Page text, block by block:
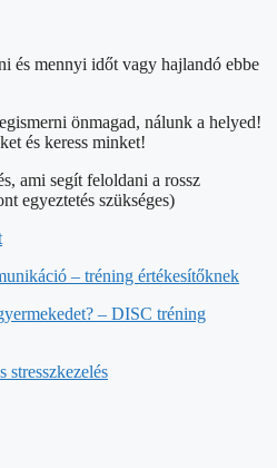
és mennyi időt vagy hajlandó ebbe
önmagad, nálunk a helyed!
és keress minket!
ami segít feloldani a rossz
egyeztetés szükséges)
– tréning értékesítőknek
– DISC tréning
stresszkezelés